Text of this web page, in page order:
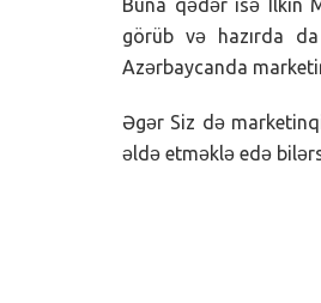
Buna qədər isə Ilkin
görüb və hazırda
Azərbaycanda
Əgər Siz də
əldə etməklə edə